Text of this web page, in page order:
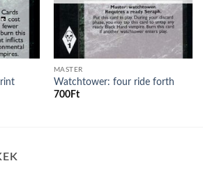
MASTER
Watchtower: four ride forth
700Ft